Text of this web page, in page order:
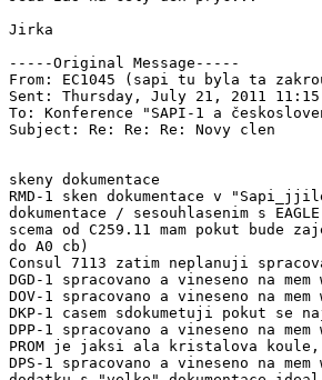
Jirka
-----Original Message-----
From: EC1045 (sapi tu byla ta
Sent: Thursday, July 21, 2011 11:15
To: Konference "SAPI-1 a
Subject: Re: Re: Re: Novy clen
skeny dokumentace
RMD-1 sken dokumentace v
dokumentace / sesouhlasenim s
scema od C259.11 mam pokut bude
do A0 cb)
Consul 7113 zatim neplanuji
DGD-1 spracovano a vineseno na mem
DOV-1 spracovano a vineseno na mem
DKP-1 casem sdokumetuji pokut se
DPP-1 spracovano a vineseno na
PROM je jaksi ala kristalova
DPS-1 spracovano a vineseno na